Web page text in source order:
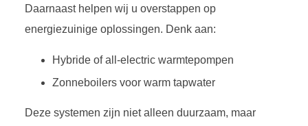
Daarnaast helpen wij u overstappen op
energiezuinige oplossingen. Denk aan:
Hybride of all-electric warmtepompen
Zonneboilers voor warm tapwater
Deze systemen zijn niet alleen duurzaam, maar